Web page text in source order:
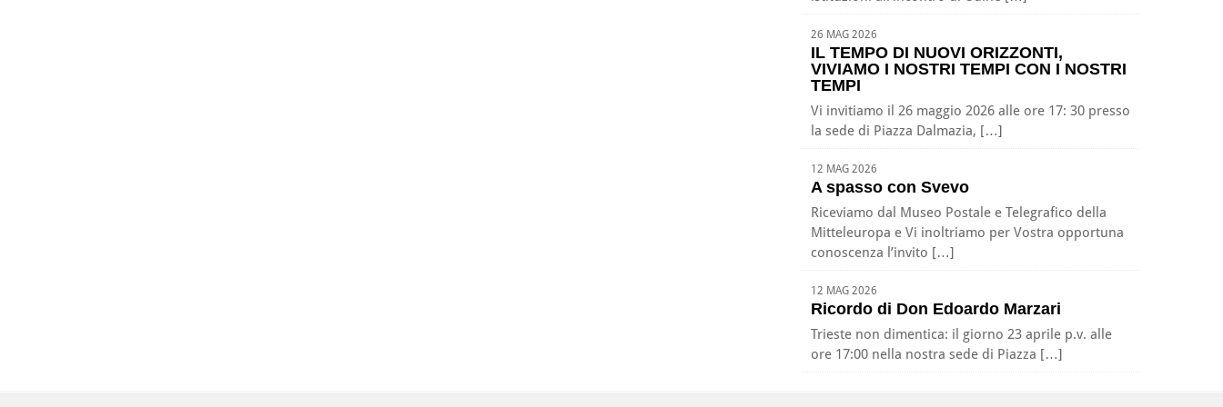
26 MAG 2026
IL TEMPO DI NUOVI ORIZZONTI,
VIVIAMO I NOSTRI TEMPI CON I NOSTRI
TEMPI
Vi invitiamo il 26 maggio 2026 alle ore 17: 30 presso
la sede di Piazza Dalmazia, […]
12 MAG 2026
A spasso con Svevo
Riceviamo dal Museo Postale e Telegrafico della
Mitteleuropa e Vi inoltriamo per Vostra opportuna
conoscenza l’invito […]
12 MAG 2026
Ricordo di Don Edoardo Marzari
Trieste non dimentica: il giorno 23 aprile p.v. alle
ore 17:00 nella nostra sede di Piazza […]